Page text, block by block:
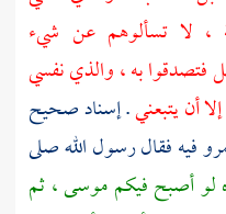
، لا تسألوهم عن شيء
فتصدقوا به ، والذي نفسي
أن يتبعني. إسناد صحيح
فيه فقال رسول الله صلى
لو أصبح فيكم موسى ، ثم